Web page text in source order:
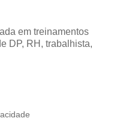
em treinamentos
DP, RH, trabalhista,